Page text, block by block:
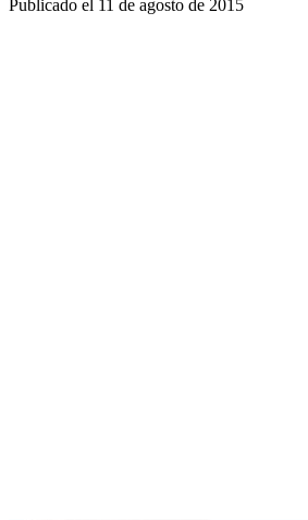
Publicado el 11 de agosto de 2015